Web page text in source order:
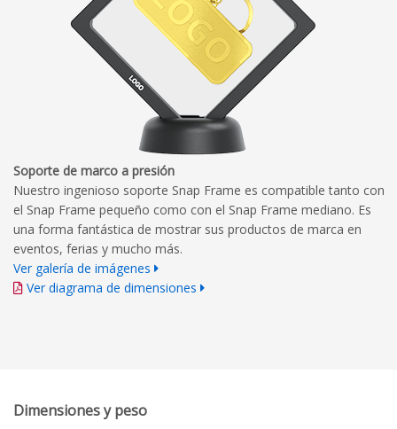
Soporte de marco a presión
Nuestro ingenioso soporte Snap Frame es compatible tanto con
el Snap Frame pequeño como con el Snap Frame mediano. Es
una forma fantástica de mostrar sus productos de marca en
eventos, ferias y mucho más.
Ver galería de imágenes
Ver diagrama de dimensiones
Dimensiones y peso